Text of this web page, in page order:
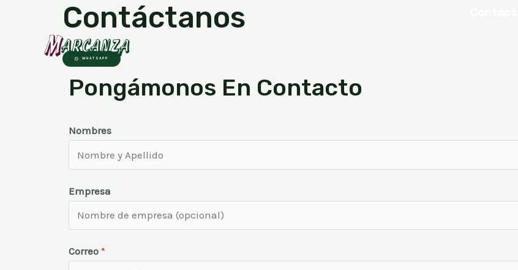
Contáctanos
WHATSAPP
Pongámonos En Contacto
Nombres
Empresa
Correo *